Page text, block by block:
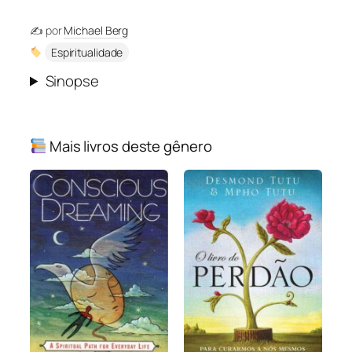
✍️ porMichael Berg
Espiritualidade
Sinopse
Mais livros deste gênero